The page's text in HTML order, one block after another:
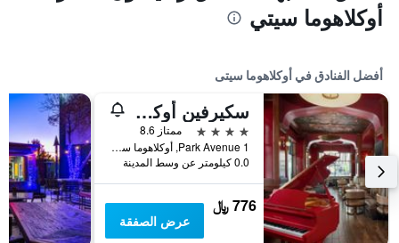
أوكلاهوما سيتي
أفضل الفنادق في أوكلاهوما سيتى
سكيرفين أوكلاهوما سيتي، إيه هيلتون هوتل
4 نجوم
ممتاز 8.6
1 Park Avenue, أوكلاهوما سيتى, OK, الولايات المتحدة الأميريكية
0.0 كيلومتر عن وسط المدينة
776 ﷼
عرض الصفقة